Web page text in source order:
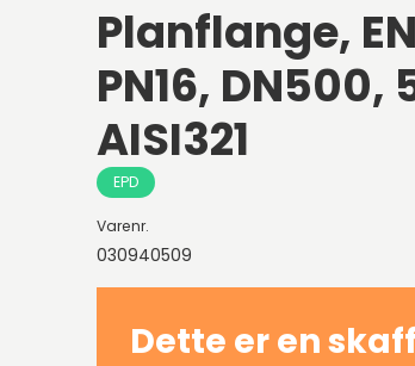
Planflange, EN
PN16, DN500,
AISI321
EPD
Varenr.
030940509
Dette er en